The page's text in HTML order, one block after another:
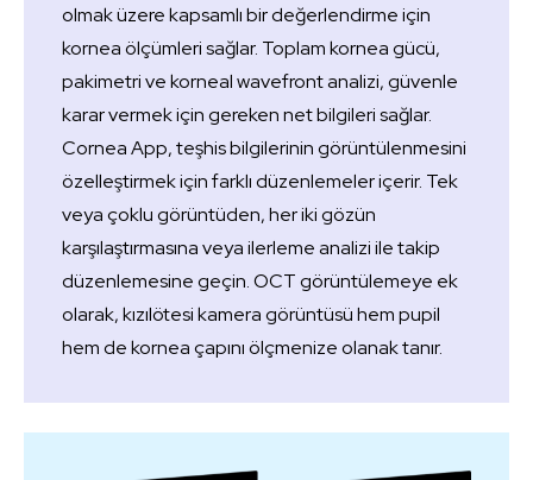
olmak üzere kapsamlı bir değerlendirme için
kornea ölçümleri sağlar. Toplam kornea gücü,
pakimetri ve korneal wavefront analizi, güvenle
karar vermek için gereken net bilgileri sağlar.
Cornea App, teşhis bilgilerinin görüntülenmesini
özelleştirmek için farklı düzenlemeler içerir. Tek
veya çoklu görüntüden, her iki gözün
karşılaştırmasına veya ilerleme analizi ile takip
düzenlemesine geçin. OCT görüntülemeye ek
olarak, kızılötesi kamera görüntüsü hem pupil
hem de kornea çapını ölçmenize olanak tanır.